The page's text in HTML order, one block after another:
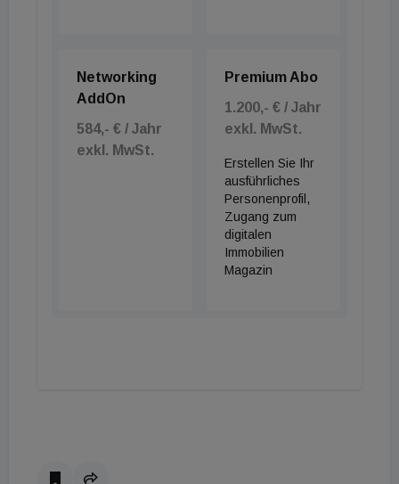
Networking
AddOn
584,- € / Jahr
exkl. MwSt.
Premium Abo
1.200,- € / Jahr
exkl. MwSt.
Erstellen Sie Ihr
ausführliches
Personenprofil,
Zugang zum
digitalen
Immobilien
Magazin